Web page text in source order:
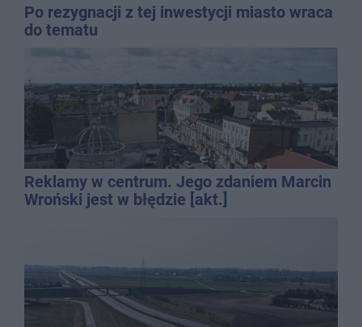
Po rezygnacji z tej inwestycji miasto wraca
do tematu
Reklamy w centrum. Jego zdaniem Marcin
Wroński jest w błędzie [akt.]